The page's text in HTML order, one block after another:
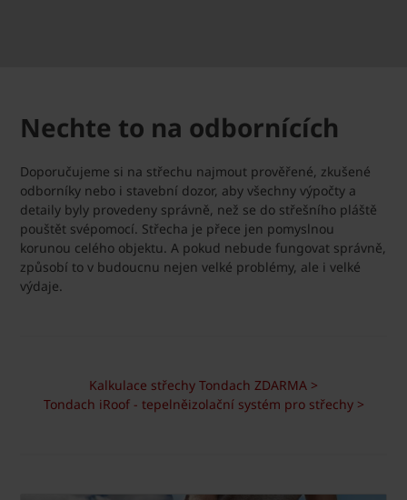
Nechte to na odbornících
Doporučujeme si na střechu najmout prověřené, zkušené
odborníky nebo i stavební dozor, aby všechny výpočty a
detaily byly provedeny správně, než se do střešního pláště
pouštět svépomocí. Střecha je přece jen pomyslnou
korunou celého objektu. A pokud nebude fungovat správně,
způsobí to v budoucnu nejen velké problémy, ale i velké
výdaje.
Kalkulace střechy Tondach ZDARMA >
Tondach iRoof - tepelněizolační systém pro střechy >